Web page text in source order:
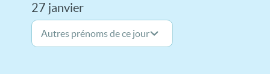
27 janvier